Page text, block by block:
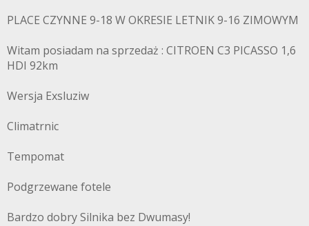
PLACE CZYNNE 9-18 W OKRESIE LETNIK 9-16 ZIMOWYM
Witam posiadam na sprzedaż : CITROEN C3 PICASSO 1,6
HDI 92km
Wersja Exsluziw
Climatrnic
Tempomat
Podgrzewane fotele
Bardzo dobry Silnika bez Dwumasy!